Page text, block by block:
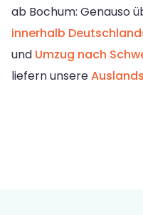
ab Bochum: Genauso
innerhalb
und Umzug nach
liefern unsere